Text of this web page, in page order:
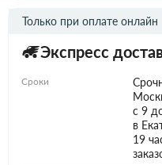
Экспресс
Только при оплате онлайн
Сроки
с 9
в
19